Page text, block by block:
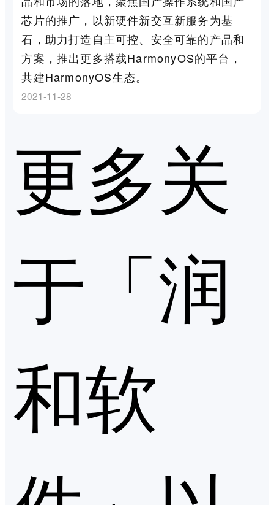
芯片的推广，以新硬件新交互新服务为基
石，助力打造自主可控、安全可靠的产品和
方案，推出更多搭载HarmonyOS的平台，
共建HarmonyOS生态。
2021-11-28
更多关
于「润
和软